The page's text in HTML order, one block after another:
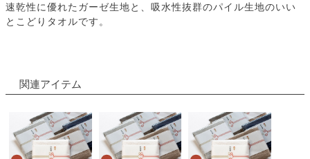
速乾性に優れたガーゼ生地と、吸水性抜群のパイル生地のいい
とこどりタオルです。
関連アイテム